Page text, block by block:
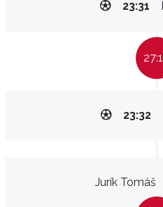
23:31
23:32
Jurík Tomáš